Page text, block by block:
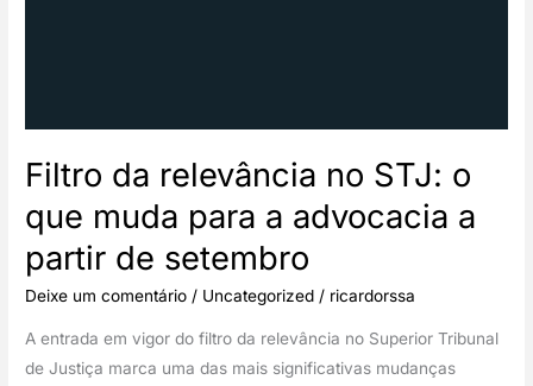
Filtro da relevância no STJ: o
que muda para a advocacia a
partir de setembro
Deixe um comentário / Uncategorized / ricardorssa
A entrada em vigor do filtro da relevância no Superior Tribunal
de Justiça marca uma das mais significativas mudanças